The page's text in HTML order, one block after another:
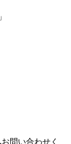
問い合わせく